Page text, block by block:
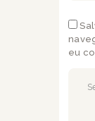
eu